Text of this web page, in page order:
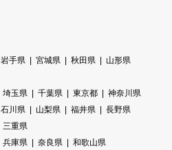
岩手県 宮城県 秋田県
山形県
埼玉県 千葉県 東京都
神奈川県
石川県 山梨県 福井県
長野県
三重県
兵庫県 奈良県 和歌山県